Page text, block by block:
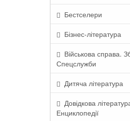
Бестселери
Бізнес-література
Військова справа.
Спецслужби
Дитяча література
Довідкова
Енциклопедії